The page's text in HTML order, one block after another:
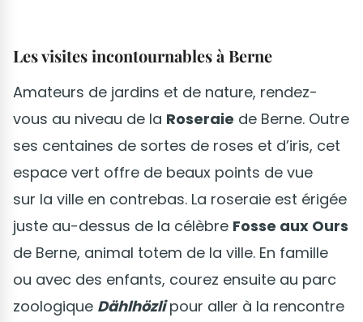
Les visites incontournables à Berne
Amateurs de jardins et de nature, rendez-
vous au niveau de la Roseraie de Berne. Outre
ses centaines de sortes de roses et d’iris, cet
espace vert offre de beaux points de vue
sur la ville en contrebas. La roseraie est érigée
juste au-dessus de la célèbre Fosse aux Ours
de Berne, animal totem de la ville. En famille
ou avec des enfants, courez ensuite au parc
zoologique Dählhözlipour aller à la rencontre